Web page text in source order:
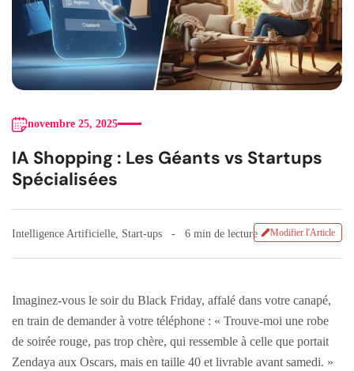
novembre 25, 2025
IA Shopping : Les Géants vs Startups
Spécialisées
Intelligence Artificielle Start-ups 6 min de lecture Modifier l'Article
Imaginez-vous le soir du Black Friday, affalé dans votre canapé,
en train de demander à votre téléphone : « Trouve-moi une robe
de soirée rouge, pas trop chère, qui ressemble à celle que portait
Zendaya aux Oscars, mais en taille 40 et livrable avant samedi. »